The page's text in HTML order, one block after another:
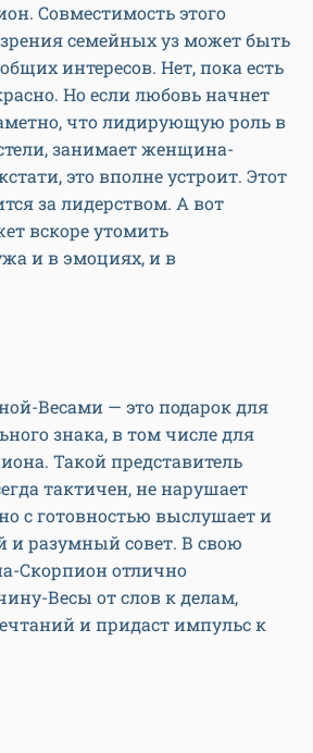
Совместимость этого
семейных уз может быть
интересов. Нет, пока есть
Но если любовь начнет
что лидирующую роль в
занимает женщина-
это вполне устроит. Этот
за лидерством. А вот
вскоре утомить
и в эмоциях, и в
Весами — это подарок для
знака, в том числе для
Такой представитель
тактичен, не нарушает
с готовностью выслушает и
и разумный совет. В свою
Скорпион отлично
Весы от слов к делам,
и придаст импульс к